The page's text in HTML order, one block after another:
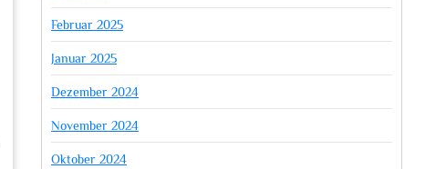
Februar 2025
Januar 2025
Dezember 2024
November 2024
Oktober 2024